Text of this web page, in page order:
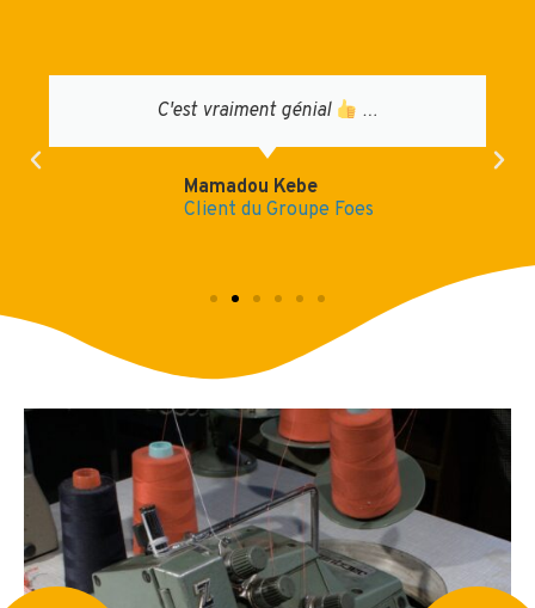
C'est vraiment génial …
Mamadou Kebe
Client du Groupe Foes